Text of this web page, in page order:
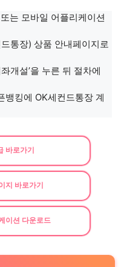
또는 모바일 어플리케이션
통장) 상품 안내페이지로
개설’을 누른 뒤 절차에
뱅킹에 OK세컨드통장 계
바로가기
지 바로가기
이션 다운로드